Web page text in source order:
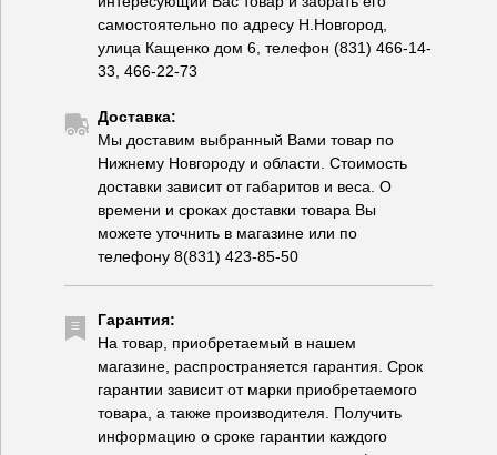
самостоятельно по адресу Н.Новгород,
улица Кащенко дом 6, телефон (831) 466-14-
33, 466-22-73
Доставка:
Мы доставим выбранный Вами товар по
Нижнему Новгороду и области. Стоимость
доставки зависит от габаритов и веса. О
времени и сроках доставки товара Вы
можете уточнить в магазине или по
телефону 8(831) 423-85-50
Гарантия:
На товар, приобретаемый в нашем
магазине, распространяется гарантия. Срок
гарантии зависит от марки приобретаемого
товара, а также производителя. Получить
информацию о сроке гарантии каждого